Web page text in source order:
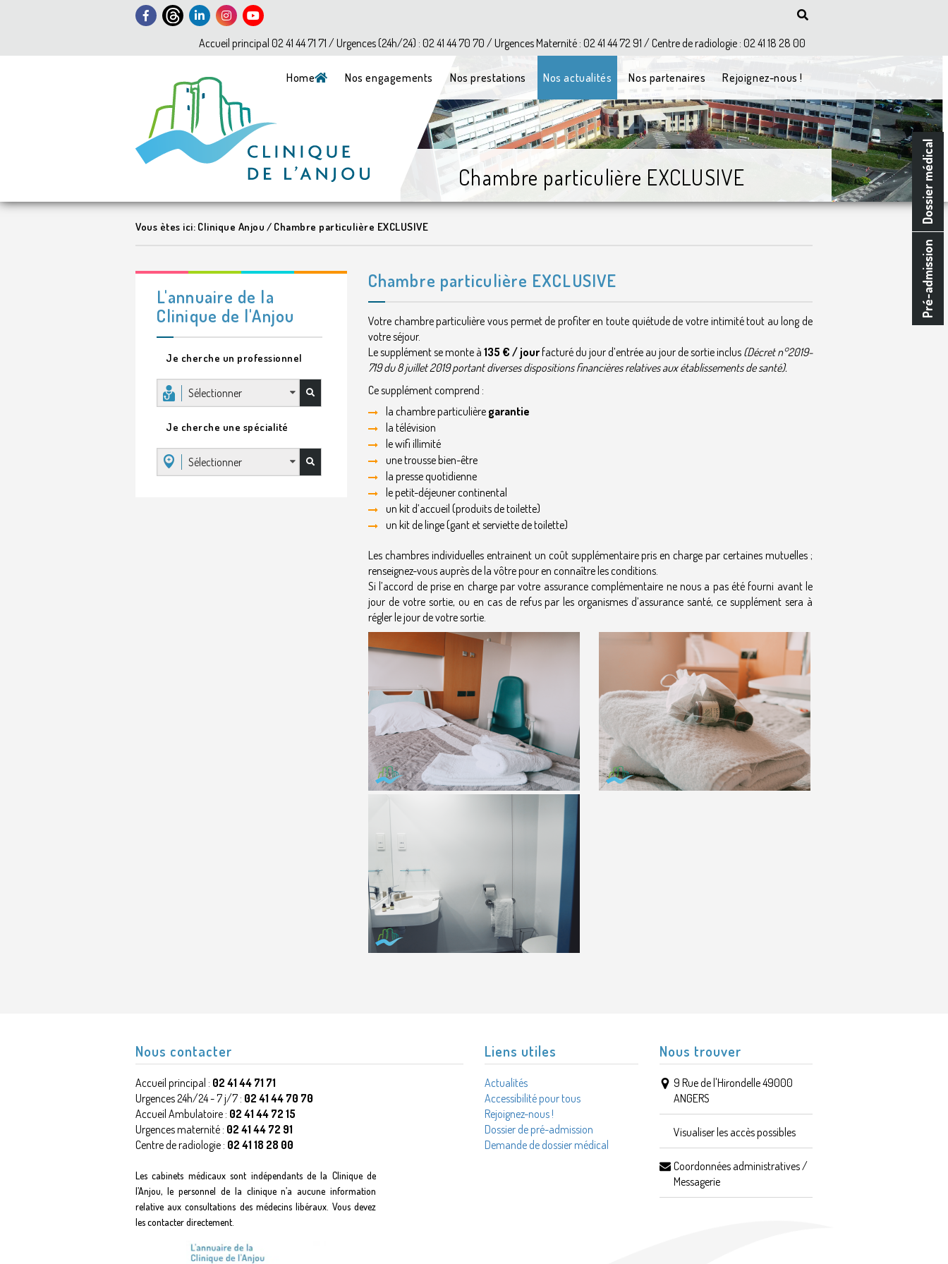
Pré-admission
Dossier médical
Accueil principal 02 41 44 71 71 / Urgences (24h/24) : 02 41 44 70 70 / Urgences Maternité : 02 41 44 72 91 / Centre de radiologie : 02 41 18 28 00
Home Nos engagements Nos prestations Nos actualités Nos partenaires Rejoignez-nous !
Chambre particulière EXCLUSIVE
Vous ètes ici: Clinique Anjou / Chambre particulière EXCLUSIVE
Chambre particulière EXCLUSIVE
Votre chambre particulière vous permet de profiter en toute quiétude de votre intimité tout au long de
votre séjour.
Le supplément se monte à 135 € / jourfacturé du jour d’entrée au jour de sortie inclus (Décret n°2019-
719 du 8 juillet 2019 portant diverses dispositions financières relatives aux établissements de santé).
Ce supplément comprend :
la chambre particulière garantie
la télévision
le wifi illimité
une trousse bien-être
la presse quotidienne
le petit-déjeuner continental
un kit d’accueil (produits de toilette)
un kit de linge (gant et serviette de toilette)
Les chambres individuelles entrainent un coût supplémentaire pris en charge par certaines mutuelles ;
renseignez-vous auprès de la vôtre pour en connaître les conditions.
Si l’accord de prise en charge par votre assurance complémentaire ne nous a pas été fourni avant le
jour de votre sortie, ou en cas de refus par les organismes d’assurance santé, ce supplément sera à
régler le jour de votre sortie.
L'annuaire de la
Clinique de l'Anjou
Je cherche un professionnel
Sélectionner
Je cherche une spécialité
Sélectionner
Nous contacter
Accueil principal : 02 41 44 71 71
Urgences 24h/24 - 7 j/7 : 02 41 44 70 70
Accueil Ambulatoire : 02 41 44 72 15
Urgences maternité : 02 41 44 72 91
Centre de radiologie : 02 41 18 28 00
Les cabinets médicaux sont indépendants de la Clinique de
l’Anjou, le personnel de la clinique n’a aucune information
relative aux consultations des médecins libéraux. Vous devez
les contacter directement.
Liens utiles
Actualités
Accessibilité pour tous
Rejoignez-nous !
Dossier de pré-admission
Demande de dossier médical
Nous trouver
9 Rue de l'Hirondelle 49000
ANGERS
Visualiser les accès possibles
Coordonnées administratives /
Messagerie